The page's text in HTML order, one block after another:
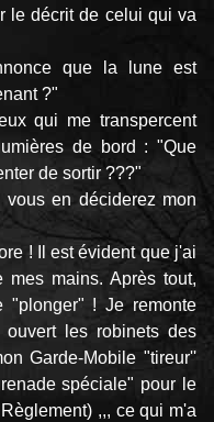
le décrit de celui qui va
que la lune est
?"
qui me transpercent
de bord : "Que
de sortir ???"
en déciderez mon
! Il est évident que j'ai
mains. Après tout,
"plonger" ! Je remonte
les robinets des
Garde-Mobile "tireur''
spéciale" pour le
,,, ce qui m'a